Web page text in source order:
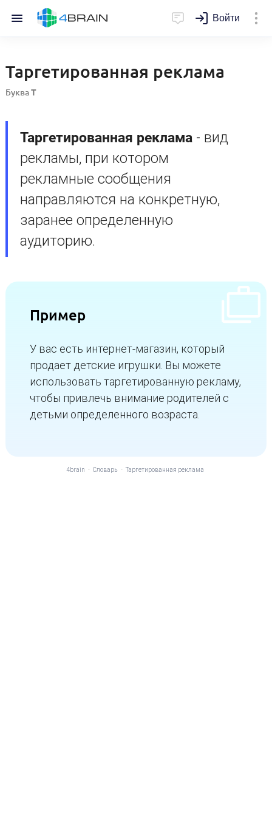
Войти
Таргетированная реклама
БукваТ
Таргетированная реклама- вид
рекламы, при котором
рекламные сообщения
направляются на конкретную,
заранее определенную
аудиторию.
Пример
У вас есть интернет-магазин, который
продает детские игрушки. Вы можете
использовать таргетированную рекламу,
чтобы привлечь внимание родителей с
детьми определенного возраста.
4brain - Словарь - Таргетированная реклама